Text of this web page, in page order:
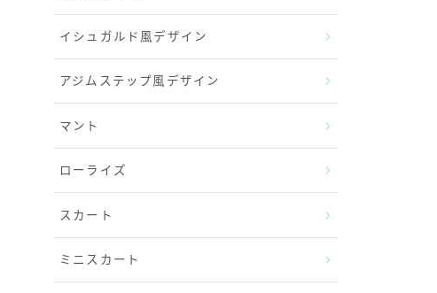
イシュガルド風デザイン
アジムステップ風デザイン
マント
ローライズ
スカート
ミニスカート